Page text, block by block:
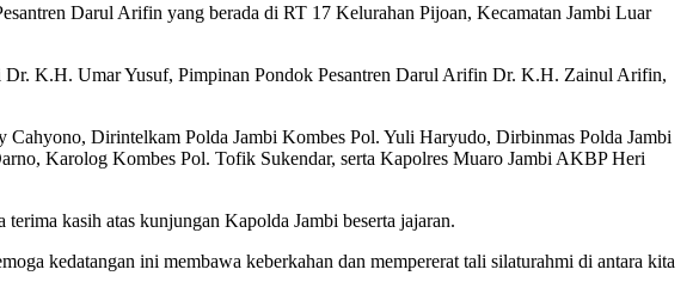
Darul Arifin yang berada di RT 17 Kelurahan Pijoan, Kecamatan Jambi Luar
Dr. K.H. Umar Yusuf, Pimpinan Pondok Pesantren Darul Arifin Dr. K.H. Zainul Arifin,
Dirintelkam Polda Jambi Kombes Pol. Yuli Haryudo, Dirbinmas Polda Jambi
Karolog Kombes Pol. Tofik Sukendar, serta Kapolres Muaro Jambi AKBP Heri
kasih atas kunjungan Kapolda Jambi beserta jajaran.
kedatangan ini membawa keberkahan dan mempererat tali silaturahmi di antara kita